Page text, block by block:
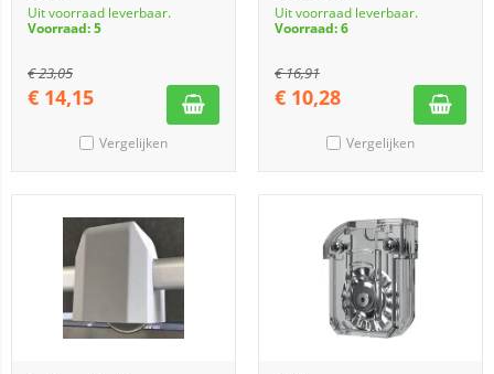
Uit voorraad leverbaar.
Voorraad: 5
€23,05
€ 14,15
Vergelijken
Uit voorraad leverbaar.
Voorraad: 6
€16,91
€ 10,28
Vergelijken